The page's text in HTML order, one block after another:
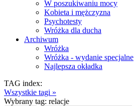
W poszukiwaniu mocy
Kobieta i mężczyzna
Psychotesty
Wróżka dla ducha
Archiwum
Wróżka
Wróżka - wydanie specjalne
Najlepsza okładka
TAG index:
Wszystkie tagi »
Wybrany tag: relacje